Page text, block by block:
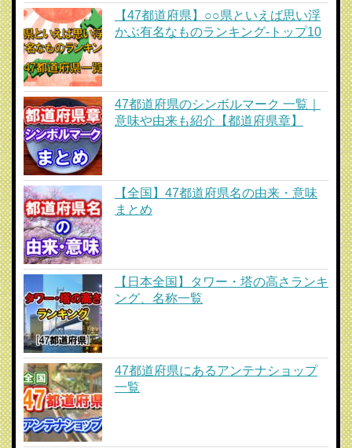
【47都道府県】○○県といえば思い浮
かぶ有名なものランキング-トップ10
47都道府県のシンボルマーク 一覧｜
意味や由来も紹介【都道府県章】
【全国】47都道府県名の由来・意味
まとめ
【日本全国】タワー・塔の高さランキ
ング、名称一覧
47都道府県にあるアンテナショップ
一覧